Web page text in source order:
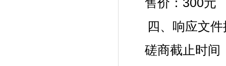
四、响应文
磋商截止时间